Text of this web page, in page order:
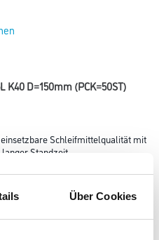
Über Cookies
K40 D=150mm (PCK=50ST)
Schleifmittelqualität mit
Standzeit.
Maschinen-Typen